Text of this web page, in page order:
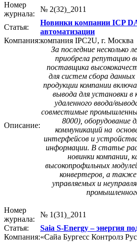
Номер
журнала:
№ 2(32)_2011
Статья:
Новинки компании ICP
автоматизации
Компания:компания IPC2U, г. Москва
Описание:
За последние несколько
приобрела репутацию
поставщика
для систем сбора
продукции компании
вывода для установки
удаленного ввода/
совместимые
8000), оборудование
коммуникаций на
интерфейсов и
информации. В статье
новинки компании,
высокопрофильных
конвертеров, а
управляемых и
Номер
журнала:
№ 1(31)_2011
Статья:
Saia S-Energy – энергия
Компания:«Сайа Бургесс Контролз